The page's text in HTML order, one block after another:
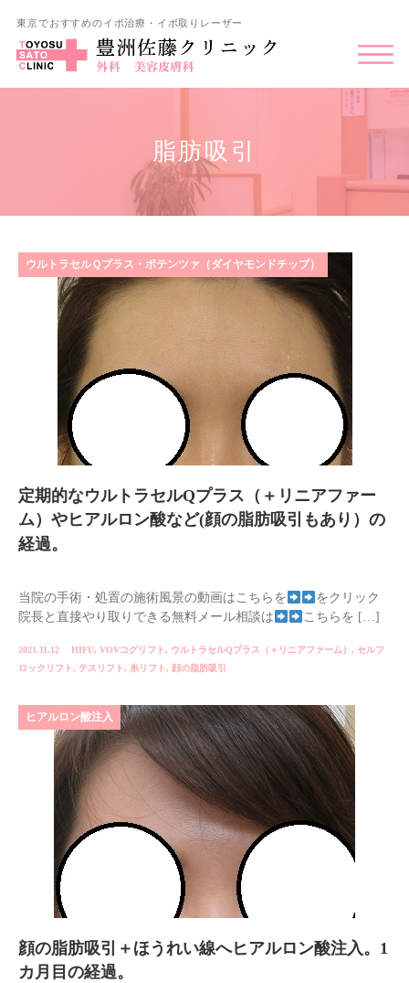
東京でおすすめのイボ治療・イボ取りレーザー
脂肪吸引
ウルトラセルＱプラス・ポテンツァ（ダイヤモンドチップ）
定期的なウルトラセルQプラス（＋リニアファー
ム）やヒアルロン酸など(顔の脂肪吸引もあり）の
経過。
当院の手術・処置の施術風景の動画はこちらを
をクリック
院長と直接やり取りできる無料メール相談は
こちらを […]
2021.11.12 HIFU, VOVコグリフト, ウルトラセルQプラス（＋リニアファーム） , セルフ
ロックリフト, テスリフト, 糸リフト, 顔の脂肪吸引
ヒアルロン酸注入
顔の脂肪吸引＋ほうれい線へヒアルロン酸注入。1
カ月目の経過。